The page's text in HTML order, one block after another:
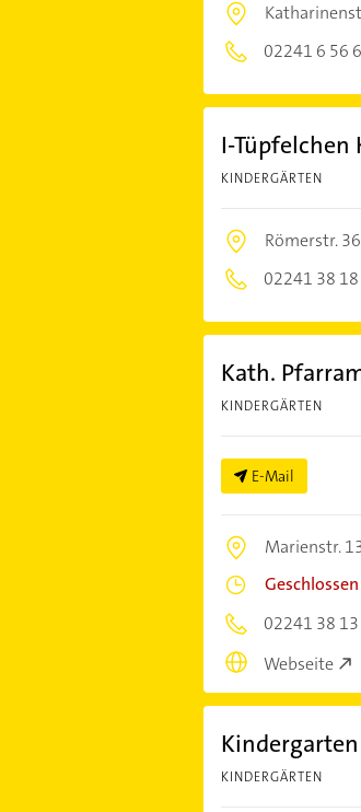
02241 6 56
I-Tüpfelchen
KINDERGÄRTEN
Römerstr.
02241 38
Kath.
KINDERGÄRTEN
E-Mail
Marienstr.
Geschlossen
02241 38
Webseite
KINDERGÄRTEN